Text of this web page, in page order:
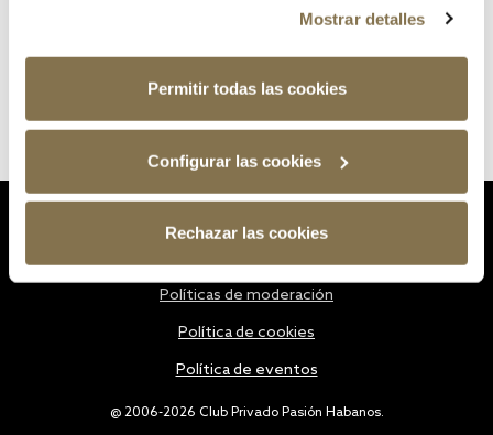
Mostrar detalles
Permitir todas las cookies
Configurar las cookies
Rechazar las cookies
@ 2006-2026 Club Privado Pasión Habanos.
Políticas de moderación
Política de cookies
Política de eventos